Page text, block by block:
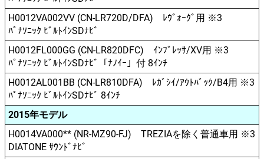
H0012VA002VV (CN-LR720D/DFA) ﾚｳﾞｫｰｸﾞ用 ※3
ﾊﾟﾅｿﾆｯｸ ﾋﾞﾙﾄｲﾝSDﾅﾋﾞ
H0012FL000GG (CN-LR820DFC) ｲﾝﾌﾟﾚｯｻ/XV用 ※3
ﾊﾟﾅｿﾆｯｸ ﾋﾞﾙﾄｲﾝSDﾅﾋﾞ「ﾅﾉｲｰ」付 8ｲﾝﾁ
H0012AL001BB (CN-LR810DFA) ﾚｶﾞｼｲ/ｱｳﾄﾊﾞｯｸ/B4用 ※3
ﾊﾟﾅｿﾆｯｸ ﾋﾞﾙﾄｲﾝSDﾅﾋﾞ 8ｲﾝﾁ
2015年モデル
H0014VA000** (NR-MZ90-FJ) TREZIAを除く普通車用 ※3
DIATONE ｻｳﾝﾄﾞﾅﾋﾞ